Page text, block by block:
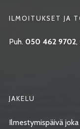
ILMOITUKSET JA
Puh. 050 462 9702,
JAKELU
Ilmestymispäivä joka